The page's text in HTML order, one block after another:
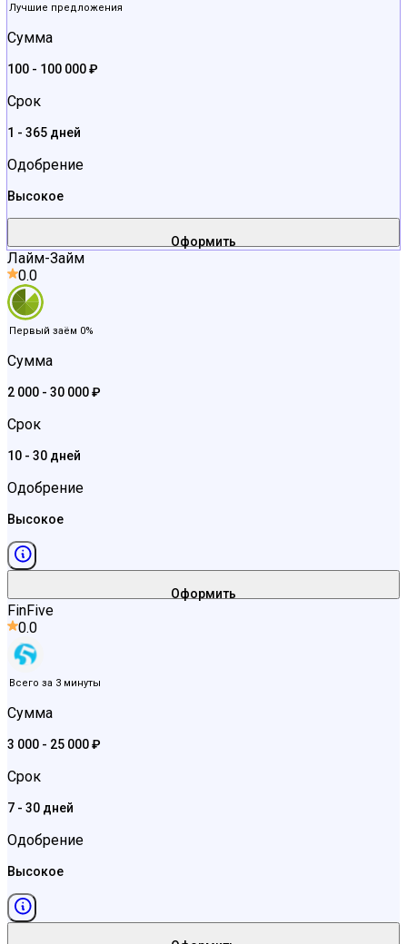
Лучшие предложения
Сумма
100 - 100 000 ₽
Срок
1 - 365 дней
Одобрение
Высокое
Оформить
Лайм-Займ
0.0
Первый заём 0%
Сумма
2 000 - 30 000 ₽
Срок
10 - 30 дней
Одобрение
Высокое
Оформить
FinFive
0.0
Всего за 3 минуты
Сумма
3 000 - 25 000 ₽
Срок
7 - 30 дней
Одобрение
Высокое